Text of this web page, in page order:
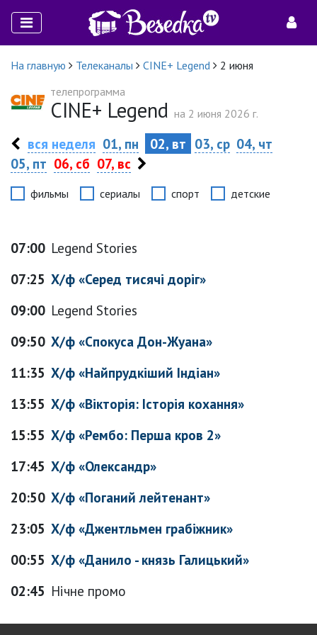
На главную Телеканалы CINE+ Legend
2 июня
телепрограмма
CINE+ Legend на 2 июня 2026 г.
вся неделя 01, пн 02, вт 03, ср 04, чт
05, пт 06, сб 07, вс
фильмы сериалы спорт детские
07:00 Legend Stories
07:25 Х/ф «Серед тисячі доріг»
09:00 Legend Stories
09:50 Х/ф «Спокуса Дон-Жуана»
11:35 Х/ф «Найпрудкіший Індіан»
13:55 Х/ф «Вікторія: Історія кохання»
15:55 Х/ф «Рембо: Перша кров 2»
17:45 Х/ф «Олександр»
20:50 Х/ф «Поганий лейтенант»
23:05 Х/ф «Джентльмен грабіжник»
00:55 Х/ф «Данило - князь Галицький»
02:45 Нічне промо